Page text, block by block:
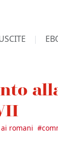
romani #